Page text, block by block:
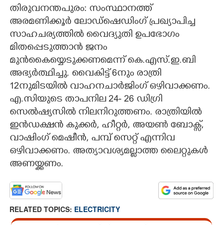
ASTRO
CARTOONS
LITERATURE
ZOOM
CONTACT US
തിരുവനന്തപുരം: സംസ്ഥാനത്ത്
അരമണിക്കൂർ ലോഡ്ഷെഡിംഗ് പ്രഖ്യാപിച്ച
സാഹചര്യത്തിൽ വൈദ്യുതി ഉപഭോഗം
മിതപ്പെടുത്താൻ ജനം
മുൻകൈയ്യെടുക്കണമെന്ന് കെ.എസ്.ഇ.ബി
അഭ്യർത്ഥിച്ചു. വൈകിട്ട് 6നും രാത്രി
12നുമിടയിൽ വാഹനചാർജിംഗ് ഒഴിവാക്കണം.
എ.സിയുടെ താപനില 24- 26 ഡിഗ്രി
സെൽഷ്യസിൽ നിലനിറുത്തണം. രാത്രിയിൽ
ഇൻഡക്ഷൻ കുക്കർ,​ ഹീറ്റർ, അയൺ ബോക്സ്,
വാഷിംഗ് മെഷീൻ, പമ്പ് സെറ്റ് എന്നിവ
ഒഴിവാക്കണം. അത്യാവശ്യമല്ലാത്ത ലൈറ്റുകൾ
അണയ്ക്കണം.
RELATED TOPICS: ELECTRICITY